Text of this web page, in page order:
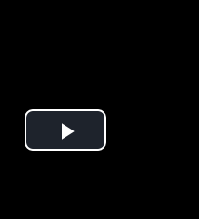
Play